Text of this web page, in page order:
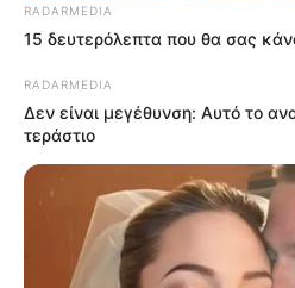
RADARMEDIA
15 δευτερόλεπτα που θα σας
RADARMEDIA
Δεν είναι μεγέθυνση: Αυτό το
τεράστιο